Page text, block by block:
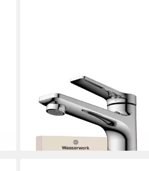
WASSERWERK
Waschtischarmatur WT 12 inkl.
Popup, wassersparend
220,98 €
lieferbar - in 3-4 Werktagen bei dir